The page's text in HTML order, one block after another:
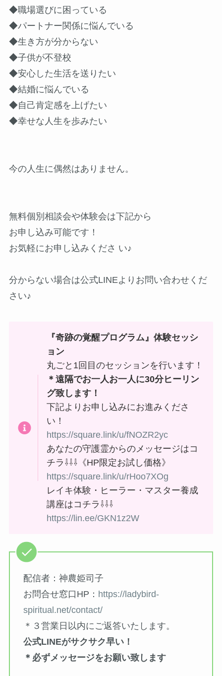
◆職場選びに困っている
◆パートナー関係に悩んでいる
◆生き方が分からない
◆子供が不登校
◆安心した生活を送りたい
◆結婚に悩んでいる
◆自己肯定感を上げたい
◆幸せな人生を歩みたい
今の人生に偶然はありません。
無料個別相談会や体験会は下記から
お申し込み可能です！
お気軽にお申し込みくださ い♪
分からない場合は公式LINEよりお問い合わせくだ
さい♪
『奇跡の覚醒プログラム』体験セッシ
ョン
丸ごと1回目のセッションを行います！
＊遠隔でお一人お一人に30分ヒーリン
グ致します！
下記よりお申し込みにお進みくださ
い！
https://square.link/u/fNOZR2yc
あなたの守護霊からのメッセージはコ
チラ⇩⇩⇩《HP限定お試し価格》
https://square.link/u/rHoo7XOg
レイキ体験・ヒーラー・マスター養成
講座はコチラ⇩⇩⇩
https://lin.ee/GKN1z2W
配信者：神農姫司子
お問合せ窓口HP： https://ladybird-
spiritual.net/contact/
＊３営業日以内にご返答いたします。
公式LINEがサクサク早い！
＊必ずメッセージをお願い致します